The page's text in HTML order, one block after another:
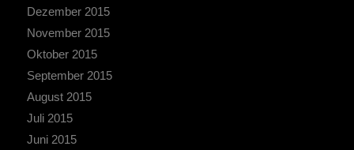
Dezember 2015
November 2015
Oktober 2015
September 2015
August 2015
Juli 2015
Juni 2015